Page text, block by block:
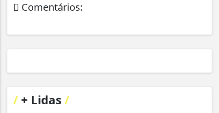
Comentários:
/ + Lidas /